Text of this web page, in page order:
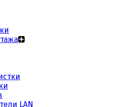
LAN